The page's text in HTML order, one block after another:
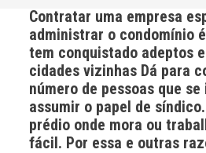
Contratar uma empresa
administrar o condomínio
tem conquistado adeptos
cidades vizinhas Dá para
número de pessoas que
assumir o papel de
prédio onde mora ou
fácil. Por essa e outras